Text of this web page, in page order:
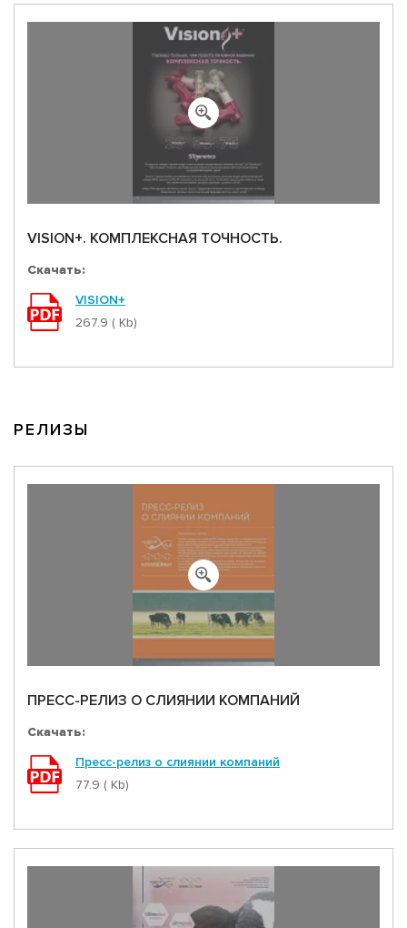
VISION+. КОМПЛЕКСНАЯ ТОЧНОСТЬ.
Скачать:
VISION+
267.9 ( Kb)
РЕЛИЗЫ
ПРЕСС-РЕЛИЗ О СЛИЯНИИ КОМПАНИЙ
Скачать:
Пресс-релиз о слиянии компаний
77.9 ( Kb)